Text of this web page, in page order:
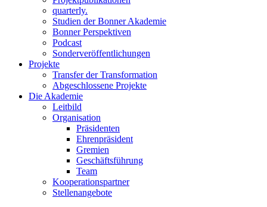
quarterly.
Studien der Bonner Akademie
Bonner Perspektiven
Podcast
Sonderveröffentlichungen
Projekte
Transfer der Transformation
Abgeschlossene Projekte
Die Akademie
Leitbild
Organisation
Präsidenten
Ehrenpräsident
Gremien
Geschäftsführung
Team
Kooperationspartner
Stellenangebote